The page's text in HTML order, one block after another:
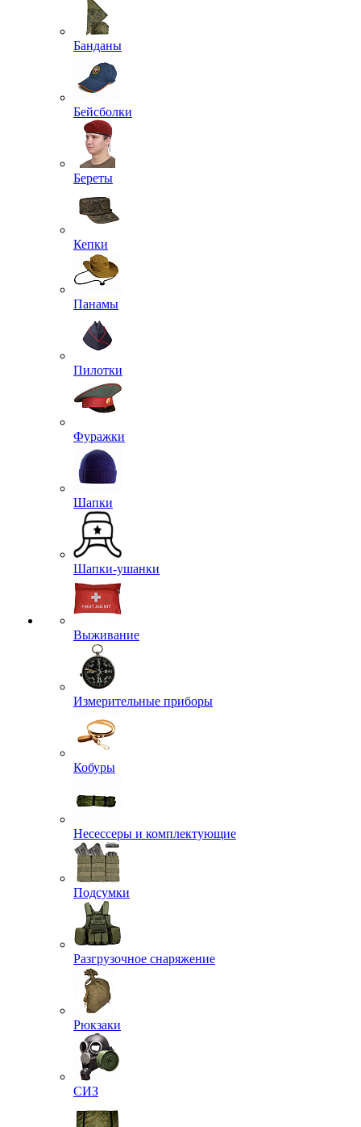
Банданы
Бейсболки
Береты
Кепки
Панамы
Пилотки
Фуражки
Шапки
Шапки-ушанки
Выживание
Измерительные приборы
Кобуры
Несессеры и комплектующие
Подсумки
Разгрузочное снаряжение
Рюкзаки
СИЗ